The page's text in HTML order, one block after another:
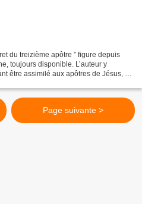
du treizième apôtre ” figure depuis
toujours disponible. L’auteur y
être assimilé aux apôtres de Jésus, ce
Page suivante >